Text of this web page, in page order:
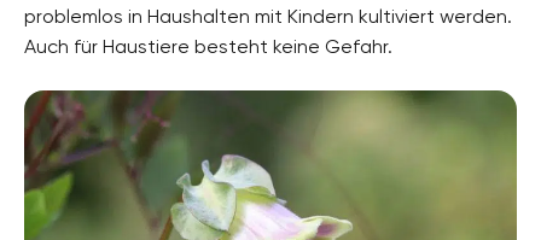
problemlos in Haushalten mit Kindern kultiviert werden.
Auch für Haustiere besteht keine Gefahr.